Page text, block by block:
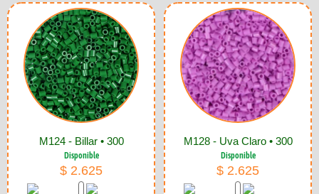
M124 - Billar • 300
Disponible
$ 2.625
M128 - Uva Claro • 300
Disponible
$ 2.625